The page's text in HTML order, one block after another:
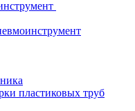
пластиковых труб